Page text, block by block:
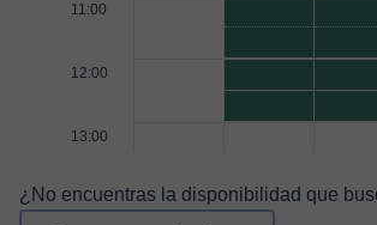
11:00
12:00
13:00
¿No encuentras la disponibilidad que